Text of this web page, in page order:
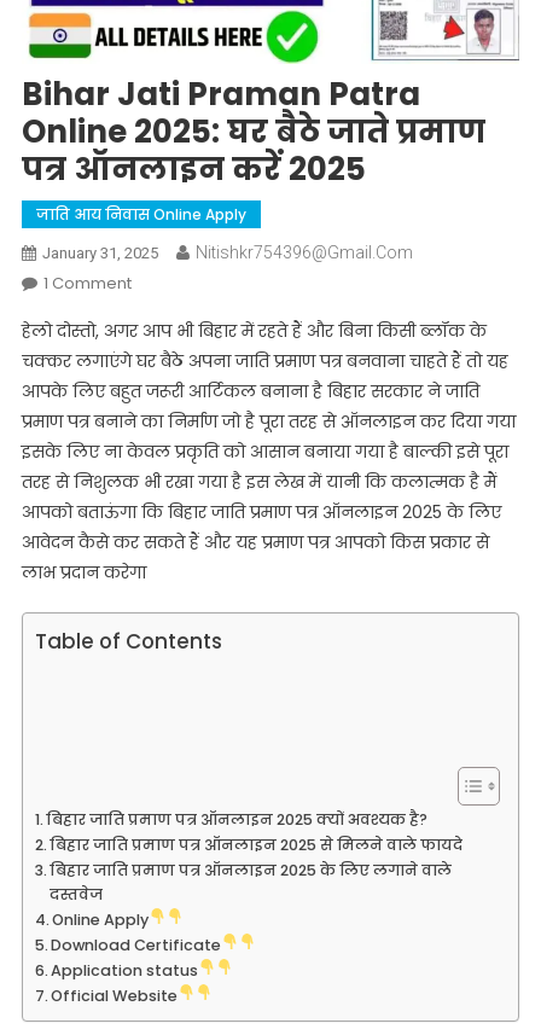
Bihar Jati Praman Patra
Online 2025: घर बैठे जाते प्रमाण
पत्र ऑनलाइन करें 2025
जाति आय निवास Online Apply
January 31, 2025 Nitishkr754396@gmail.com
1 CommentOn
Jati
Praman
Patra
Online
2025:
घर
बैठे
जाते
ऑनलाइन
करें
हेलो दोस्तो, अगर आप भी बिहार में रहते हैं और बिना किसी ब्लॉक के
चक्कर लगाएंगे घर बैठे अपना जाति प्रमाण पत्र बनवाना चाहते हैं तो यह
आपके लिए बहुत जरूरी आर्टिकल बनाना है बिहार सरकार ने जाति
प्रमाण पत्र बनाने का निर्माण जो है पूरा तरह से ऑनलाइन कर दिया गया
इसके लिए ना केवल प्रकृति को आसान बनाया गया है बाल्की इसे पूरा
तरह से निशुलक भी रखा गया है इस लेख में यानी कि कलात्मक है मैं
आपको बताऊंगा कि बिहार जाति प्रमाण पत्र ऑनलाइन 2025 के लिए
आवेदन कैसे कर सकते हैं और यह प्रमाण पत्र आपको किस प्रकार से
लाभ प्रदान करेगा
Table of Contents
बिहार जाति प्रमाण पत्र ऑनलाइन 2025 क्यों अवश्यक है?
बिहार जाति प्रमाण पत्र ऑनलाइन 2025 से मिलने वाले फायदे
बिहार जाति प्रमाण पत्र ऑनलाइन 2025 के लिए लगाने वाले
दस्तवेज
Online Apply
Download Certificate
Application status
Official Website